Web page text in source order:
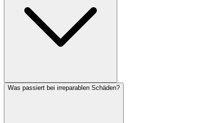
Was passiert bei irreparablen Schäden?